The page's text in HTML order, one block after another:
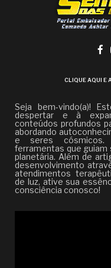
CLIQUE AQUI E
Seja bem-vindo(a)!
despertar e à
conteúdos profundos
abordando
e seres
ferramentas que guiam
planetária. Além de
desenvolvimento
atendimentos
de luz, ative sua
consciência conosco!